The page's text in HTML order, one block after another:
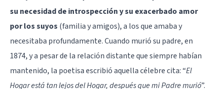
su necesidad de introspección y su exacerbado amor
por los suyos (familia y amigos), a los que amaba y
necesitaba profundamente. Cuando murió su padre, en
1874, y a pesar de la relación distante que siempre habían
mantenido, la poetisa escribió aquella célebre cita: “El
Hogar está tan lejos del Hogar, después que mi Padre murió”.